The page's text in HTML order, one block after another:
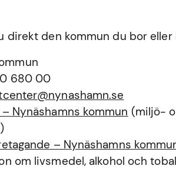
direkt den kommun du bor
680 00
Nynäshamns kommun (miljö-
– Nynäshamns
om livsmedel, alkohol och